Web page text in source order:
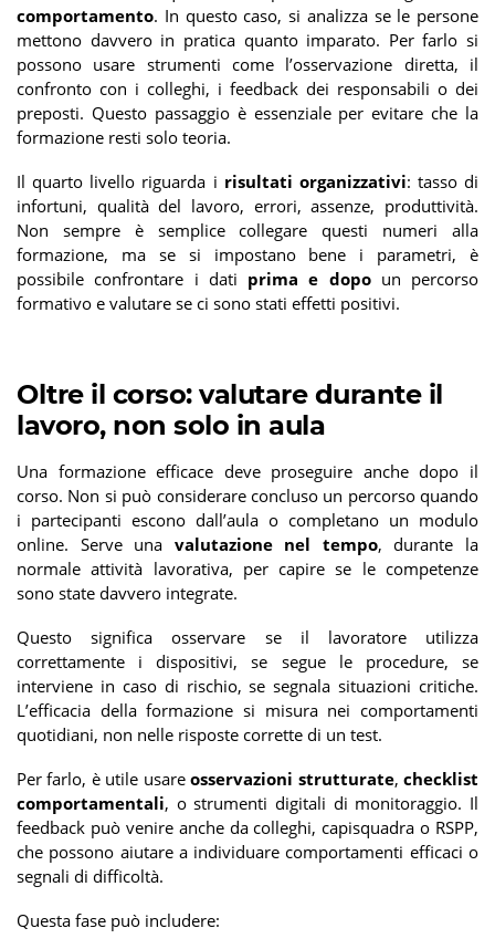
comportamento. In questo caso, si analizza se le persone
mettono davvero in pratica quanto imparato. Per farlo si
possono usare strumenti come l’osservazione diretta, il
confronto con i colleghi, i feedback dei responsabili o dei
preposti. Questo passaggio è essenziale per evitare che la
formazione resti solo teoria.
Il quarto livello riguarda i risultati organizzativi: tasso di
infortuni, qualità del lavoro, errori, assenze, produttività.
Non sempre è semplice collegare questi numeri alla
formazione, ma se si impostano bene i parametri, è
possibile confrontare i dati prima e dopoun percorso
formativo e valutare se ci sono stati effetti positivi.
Oltre il corso: valutare durante il
lavoro, non solo in aula
Una formazione efficace deve proseguire anche dopo il
corso. Non si può considerare concluso un percorso quando
i partecipanti escono dall’aula o completano un modulo
online. Serve una valutazione nel tempo, durante la
normale attività lavorativa, per capire se le competenze
sono state davvero integrate.
Questo significa osservare se il lavoratore utilizza
correttamente i dispositivi, se segue le procedure, se
interviene in caso di rischio, se segnala situazioni critiche.
L’efficacia della formazione si misura nei comportamenti
quotidiani, non nelle risposte corrette di un test.
Per farlo, è utile usareosservazioni strutturate,checklist
comportamentali, o strumenti digitali di monitoraggio. Il
feedback può venire anche da colleghi, capisquadra o RSPP,
che possono aiutare a individuare comportamenti efficaci o
segnali di difficoltà.
Questa fase può includere: